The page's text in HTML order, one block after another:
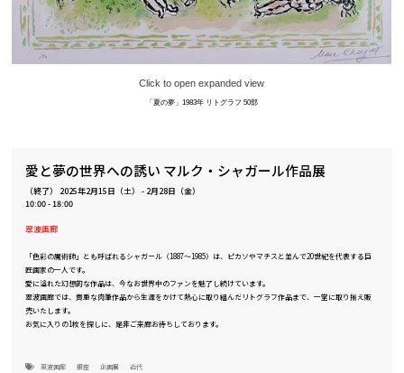
Click to open expanded view
「夏の夢」1983年 リトグラフ 50部
愛と夢の世界への誘い マルク・シャガール作品展
（終了） 2025年2月15日（土）- 2月28日（金）
10:00 - 18:00
翠波画廊
「色彩の魔術師」とも呼ばれるシャガール（1887〜1985）は、ピカソやマチスと並んで20世紀を代表する巨
匠画家の一人です。
愛に溢れた幻想的な作品は、今なお世界中のファンを魅了し続けています。
翠波画廊では、貴重な肉筆作品から生涯をかけて熱心に取り組んだリトグラフ作品まで、一堂に取り揃え販
売いたします。
お気に入りの1枚を探しに、是非ご来廊お待ちしております。
翠波画廊 銀座 企画展 近代